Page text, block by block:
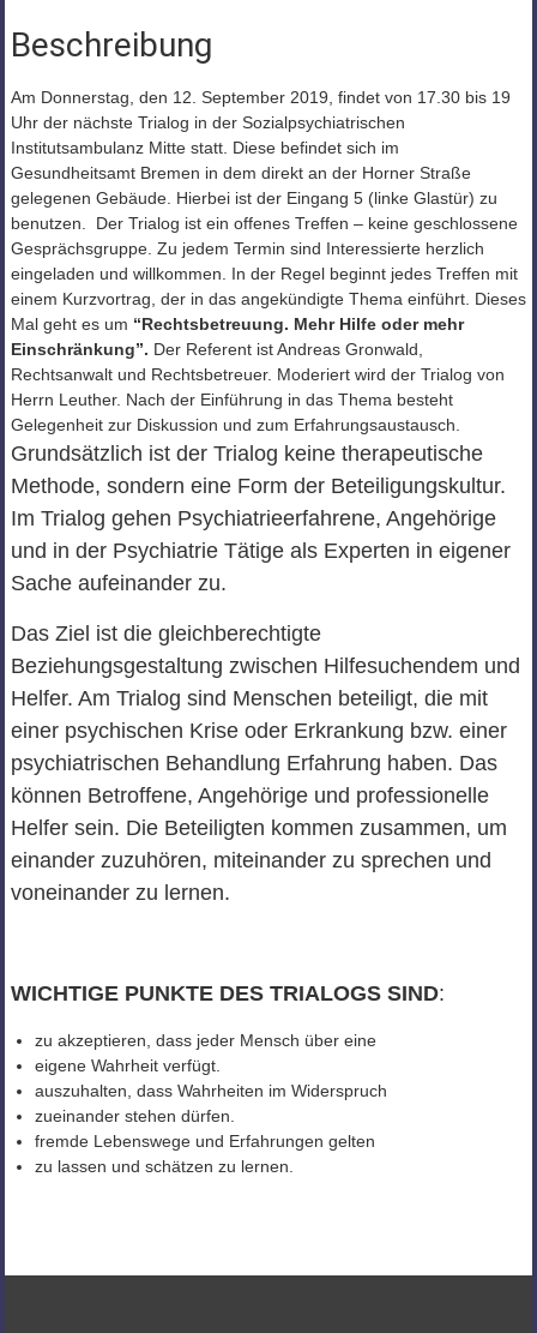
Beschreibung
Am Donnerstag, den 12. September 2019, findet von 17.30 bis 19
Uhr der nächste Trialog in der Sozialpsychiatrischen
Institutsambulanz Mitte statt. Diese befindet sich im
Gesundheitsamt Bremen in dem direkt an der Horner Straße
gelegenen Gebäude. Hierbei ist der Eingang 5 (linke Glastür) zu
benutzen. Der Trialog ist ein offenes Treffen – keine geschlossene
Gesprächsgruppe. Zu jedem Termin sind Interessierte herzlich
eingeladen und willkommen. In der Regel beginnt jedes Treffen mit
einem Kurzvortrag, der in das angekündigte Thema einführt. Dieses
Mal geht es um “Rechtsbetreuung. Mehr Hilfe oder mehr
Einschränkung”. Der Referent ist Andreas Gronwald,
Rechtsanwalt und Rechtsbetreuer. Moderiert wird der Trialog von
Herrn Leuther. Nach der Einführung in das Thema besteht
Gelegenheit zur Diskussion und zum Erfahrungsaustausch.
Grundsätzlich ist der Trialog keine therapeutische
Methode, sondern eine Form der Beteiligungskultur.
Im Trialog gehen Psychiatrieerfahrene, Angehörige
und in der Psychiatrie Tätige als Experten in eigener
Sache aufeinander zu.
Das Ziel ist die gleichberechtigte
Beziehungsgestaltung zwischen Hilfesuchendem und
Helfer. Am Trialog sind Menschen beteiligt, die mit
einer psychischen Krise oder Erkrankung bzw. einer
psychiatrischen Behandlung Erfahrung haben. Das
können Betroffene, Angehörige und professionelle
Helfer sein. Die Beteiligten kommen zusammen, um
einander zuzuhören, miteinander zu sprechen und
voneinander zu lernen.
WICHTIGE PUNKTE DES TRIALOGS SIND:
zu akzeptieren, dass jeder Mensch über eine
eigene Wahrheit verfügt.
auszuhalten, dass Wahrheiten im Widerspruch
zueinander stehen dürfen.
fremde Lebenswege und Erfahrungen gelten
zu lassen und schätzen zu lernen.